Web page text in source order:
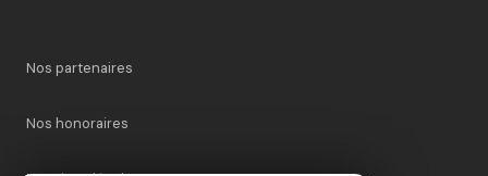
Nos partenaires
Nos honoraires